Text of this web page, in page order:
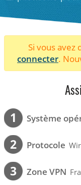
Si vous avez
connecter.
1 Système
2 Protocole
3 Zone VPN